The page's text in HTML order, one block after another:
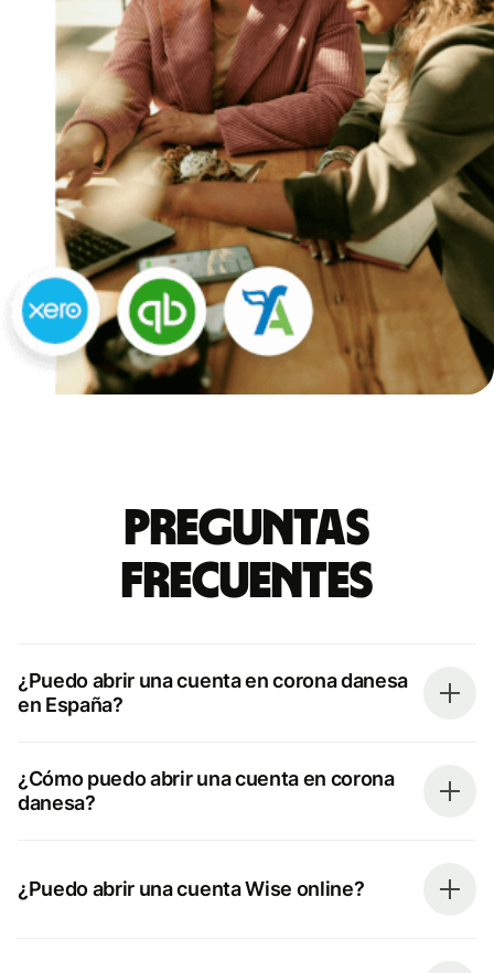
Preguntas
frecuentes
¿Puedo abrir una cuenta en corona danesa
en España?
¿Cómo puedo abrir una cuenta en corona
danesa?
¿Puedo abrir una cuenta Wise online?